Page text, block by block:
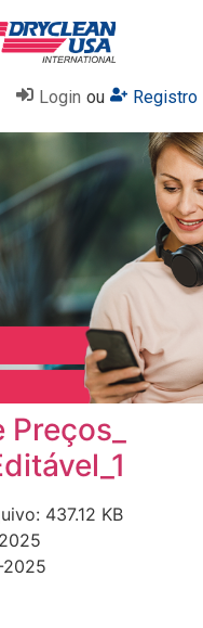
Login ou Registro
437.12 KB